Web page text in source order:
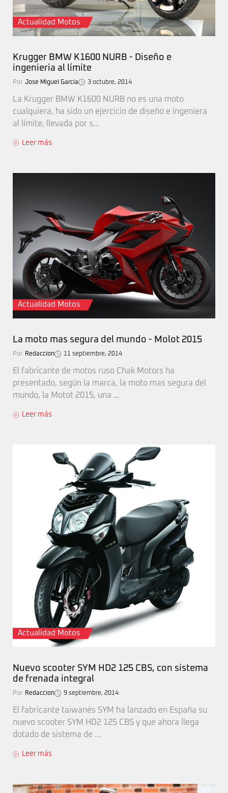
Actualidad Motos
Krugger BMW K1600 NURB - Diseño e
ingenieria al límite
Por Jose Miguel Garcia 3 octubre, 2014
La Krugger BMW K1600 NURB no es una moto
cualquiera, ha sido un ejercicio de diseño e ingeniera
al límite, llevada por s...
Leer más
Actualidad Motos
La moto mas segura del mundo - Molot 2015
Por Redaccion 11 septiembre, 2014
El fabricante de motos ruso Chak Motors ha
presentado, según la marca, la moto mas segura del
mundo, la Motot 2015, una ...
Leer más
Actualidad Motos
Nuevo scooter SYM HD2 125 CBS, con sistema
de frenada integral
Por Redaccion 9 septiembre, 2014
El fabricante taiwanés SYM ha lanzado en España su
nuevo scooter SYM HD2 125 CBS y que ahora llega
dotado de sistema de ...
Leer más